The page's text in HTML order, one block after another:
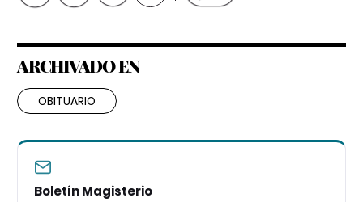
ARCHIVADO EN
OBITUARIO
Boletín Magisterio